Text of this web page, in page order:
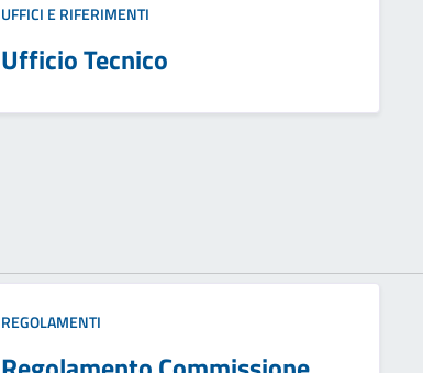
UFFICI E RIFERIMENTI
Ufficio Tecnico
REGOLAMENTI